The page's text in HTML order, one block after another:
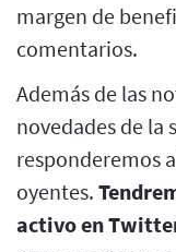
margen de
comentarios.
Además de las
novedades de la
responderemos
oyentes.
activo en